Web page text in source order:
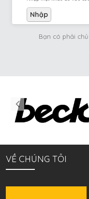
Bạn có phải
VỀ CHÚNG TÔI